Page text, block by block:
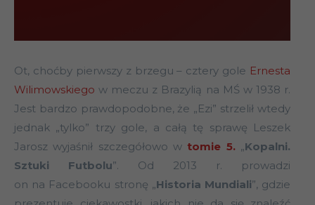
Ot, choćby pierwszy z brzegu – cztery gole Ernesta
Wilimowskiego w meczu z Brazylią na MŚ w 1938 r.
Jest bardzo prawdopodobne, że „Ezi” strzelił wtedy
jednak „tylko” trzy gole, a całą tę sprawę Leszek
Jarosz wyjaśnił szczegółowo w tomie 5.„Kopalni.
Sztuki Futbolu”. Od 2013 r. prowadzi
on na Facebooku stronę „Historia Mundiali”, gdzie